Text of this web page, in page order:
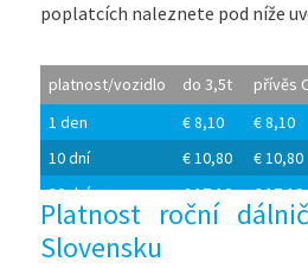
poplatcích naleznete pod níže
platnost/vozidlo do 3,5t
přívěs
1 den
€ 8,10
€ 8,10
10 dní
€ 10,80
€ 10,80
30 dní
€ 17,10
€ 17,10
365 dní
€ 90 € 90
Platnost roční
Slovensku